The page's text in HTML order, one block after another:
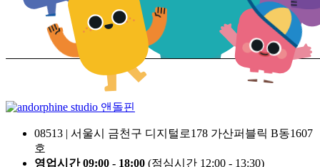
앤돌핀
08513 | 서울시 금천구 디지털로178 가산퍼블릭 B동1607
호
영업시간 09:00 - 18:00 (점심시간 12:00 - 13:30)